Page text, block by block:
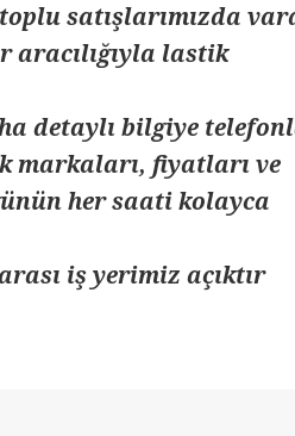
satışlarımızda
aracılığıyla lastik
detaylı bilgiye
fiyatları ve
her saati kolayca
iş yerimiz açıktır